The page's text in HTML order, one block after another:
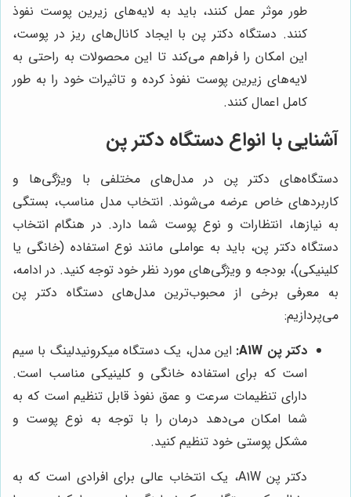
طور موثر عمل کنند، باید به لایه‌های زیرین پوست نفوذ
کنند. دستگاه دکتر پن با ایجاد کانال‌های ریز در پوست،
این امکان را فراهم می‌کند تا این محصولات به راحتی به
لایه‌های زیرین پوست نفوذ کرده و تاثیرات خود را به طور
کامل اعمال کنند.
آشنایی با انواع دستگاه دکتر پن
دستگاه‌های دکتر پن در مدل‌های مختلفی با ویژگی‌ها و
کاربردهای خاص عرضه می‌شوند. انتخاب مدل مناسب، بستگی
به نیازها، انتظارات و نوع پوست شما دارد. در هنگام انتخاب
دستگاه دکتر پن، باید به عواملی مانند نوع استفاده (خانگی یا
کلینیکی)، بودجه و ویژگی‌های مورد نظر خود توجه کنید. در ادامه،
به معرفی برخی از محبوب‌ترین مدل‌های دستگاه دکتر پن
می‌پردازیم:
دکتر پن A1W:
این مدل، یک دستگاه میکرونیدلینگ با سیم
است که برای استفاده خانگی و کلینیکی مناسب است.
دارای تنظیمات سرعت و عمق نفوذ قابل تنظیم است که به
شما امکان می‌دهد درمان را با توجه به نوع پوست و
مشکل پوستی خود تنظیم کنید.
دکتر پن A1W، یک انتخاب عالی برای افرادی است که به